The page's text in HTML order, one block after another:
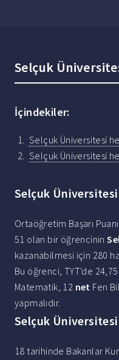
Selçuk
İçindekiler:
Selçuk Üniversitesi
Selçuk Üniversitesi
Selçuk
Ortaöğretim Başarı
51 olan bir öğrencinin
kazanabilmesi için 280
Bu öğrenci, TYT'de 24,75
Matematik, 12 net Fen
yapmalıdır.
Selçuk Üniversitesi
18 tarihinde Bakanlar